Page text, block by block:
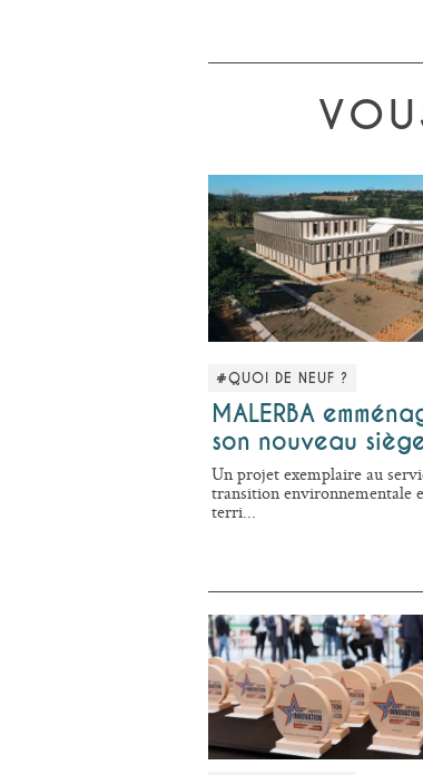
#QUOI DE NEUF ?
MALERBA
son nouveau
Un projet exemplaire au
transition environnementale
terri...